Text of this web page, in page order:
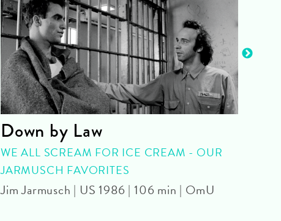
Down by Law
WE ALL SCREAM FOR ICE CREAM - OUR
JARMUSCH FAVORITES
Jim Jarmusch | US 1986 | 106 min | OmU